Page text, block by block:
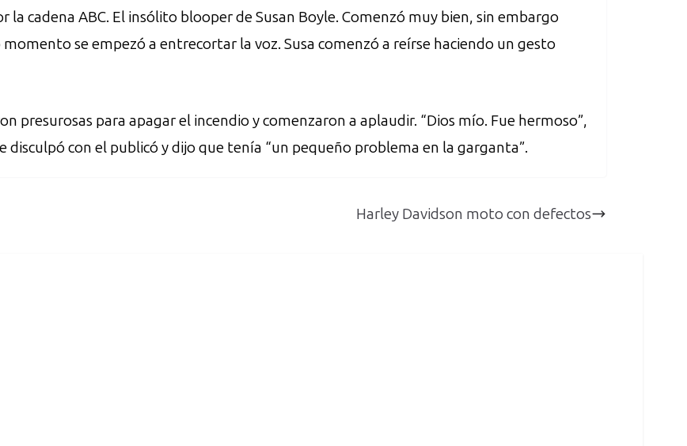
cadena ABC. El insólito blooper de Susan Boyle. Comenzó muy bien, sin embargo
se empezó a entrecortar la voz. Susa comenzó a reírse haciendo un gesto
presurosas para apagar el incendio y comenzaron a aplaudir. “Dios mío. Fue hermoso”,
disculpó con el publicó y dijo que tenía “un pequeño problema en la garganta”.
Harley Davidson moto con defectos